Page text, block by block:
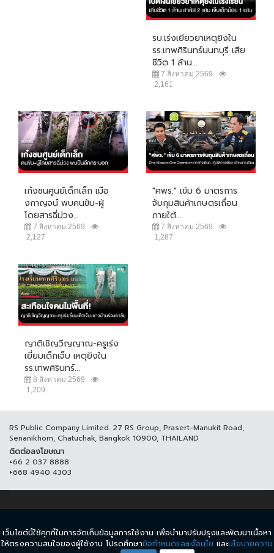
รบ.เร่งเยียวยาเหตุยิงใน
รร.เทพศิรินทร์นนทบุรี เสีย
ชีวิต 1 ล้าน...
7 สิงหาคม 2569
2,161
เก๋งชนศูนย์เด็กเล็ก เมือ
งกาญจน์ พบคนขับ-ผู้
โดยสารฉี่ม่วง...
7 สิงหาคม 2569
2,127
"ศพร." เข้ม 6 มาตรการ
จับกุมสินค้าเกษตรเถื่อน
ภายใต้...
7 สิงหาคม 2569
1,287
ญาติเชิญวิญญาณ-ครูเร่ง
เยี่ยมเด็กเจ็บ เหตุยิงใน
รร.เทพศิรินทร์...
8 สิงหาคม 2569
1,209
RS Public Company Limited. 27 RS Group, Prasert-Manukit Road,
Senanikhom, Chatuchak, Bangkok 10900, THAILAND
ติดต่อลงโฆษณา
+66 2 037 8888
+668 4940 4303
© COPYRIGHT 2017 THAICH8.COM, ALL RIGHT RESERVED.
ข้อกำหนดและเงื่อนไข นโยบายความเป็นส่วนตัว
เว็บไซต์นี้ใช้คุกกี้ในการจัดเก็บข้อมูลการใช้งาน เพื่อนำมาปรับปรุงและพัฒนาเนื้อหา
ให้ตรงความสนใจของผู้ใช้งาน โปรดศึกษาข้อกำหนดและเงื่อนไข และนโยบายความ